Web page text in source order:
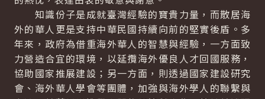
知識份子是成就臺灣經驗的寶貴力量，而散居海
外的華人更是支持中華民國持續向前的堅實後盾。多
年來，政府為借重海外華人的智慧與經驗，一方面致
力營造合宜的環境，以延攬海外優良人才回國服務，
協助國家推展建設；另一方面，則透過國家建設研究
會、海外華人學會等團體，加強與海外學人的聯繫與